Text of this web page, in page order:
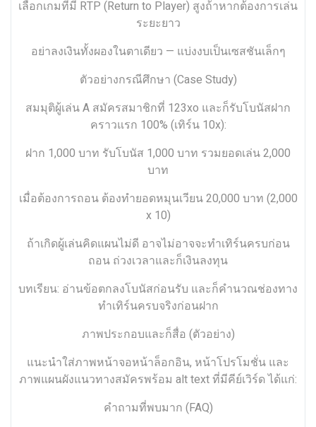
เลือกเกมที่มี RTP (Return to Player) สูงถ้าหากต้องการเล่น
ระยะยาว
อย่าลงเงินทั้งผองในตาเดียว — แบ่งงบเป็นเซสชันเล็กๆ
ตัวอย่างกรณีศึกษา (Case Study)
สมมุติผู้เล่น A สมัครสมาชิกที่ 123xo และก็รับโบนัสฝาก
คราวแรก 100% (เทิร์น 10x):
ฝาก 1,000 บาท รับโบนัส 1,000 บาท รวมยอดเล่น 2,000
บาท
เมื่อต้องการถอน ต้องทำยอดหมุนเวียน 20,000 บาท (2,000
x 10)
ถ้าเกิดผู้เล่นคิดแผนไม่ดี อาจไม่อาจจะทำเทิร์นครบก่อน
ถอน ถ่วงเวลาและก็เงินลงทุน
บทเรียน: อ่านข้อตกลงโบนัสก่อนรับ และก็คำนวณช่องทาง
ทำเทิร์นครบจริงก่อนฝาก
ภาพประกอบและก็สื่อ (ตัวอย่าง)
แนะนำใส่ภาพหน้าจอหน้าล็อกอิน, หน้าโปรโมชั่น และ
ภาพแผนผังแนวทางสมัครพร้อม alt text ที่มีคีย์เวิร์ด ได้แก่:
คำถามที่พบมาก (FAQ)